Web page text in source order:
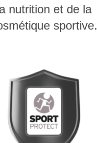
nutrition et de la
sportive.